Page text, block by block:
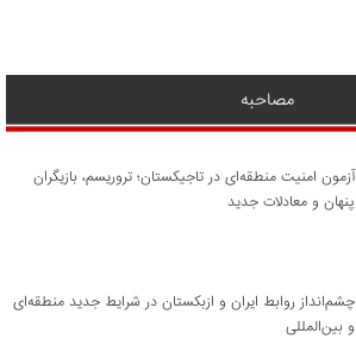
مصاحبه
آزمون امنیت منطقه‌ای در تاجیکستان؛ تروریسم، بازیگران
پنهان و معادلات جدید
چشم‌انداز روابط ایران و ازبکستان در شرایط جدید منطقه‌ای
و بین‌المللی